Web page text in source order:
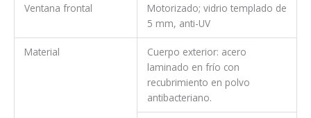
Ventana frontal
Motorizado; vidrio templado de
5 mm, anti-UV
Material
Cuerpo exterior: acero
laminado en frío con
recubrimiento en polvo
antibacteriano.